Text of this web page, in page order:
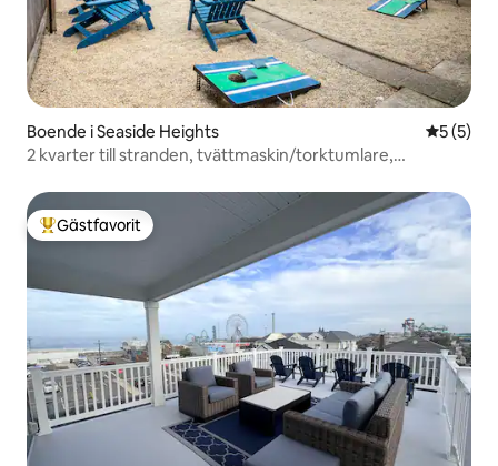
Boende i Seaside Heights 5 av 5 i
5 (5)
2 kvarter till stranden, tvättmaskin/torktumlare,
Populär gästfavorit
Gästfavorit